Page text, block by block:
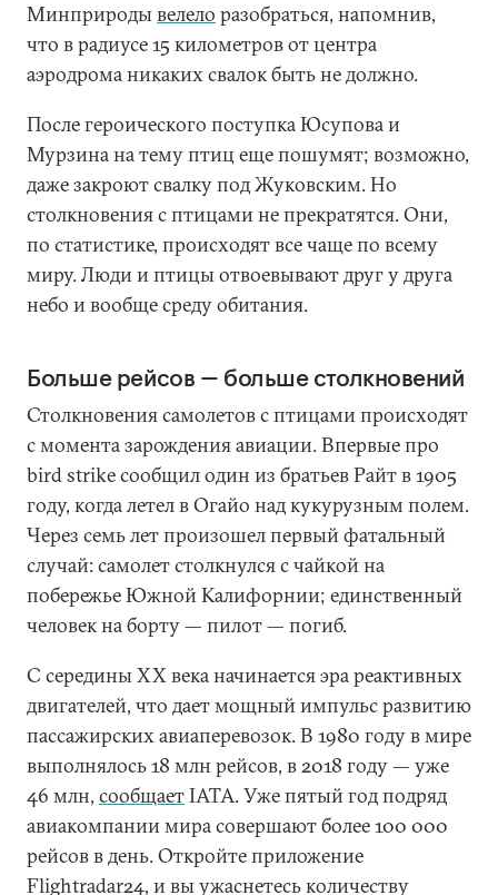
Минприродывелело разобраться, напомнив,
что в радиусе 15 километров от центра
аэродрома никаких свалок быть не должно.
После героического поступка Юсупова и
Мурзина на тему птиц еще пошумят; возможно,
даже закроют свалку под Жуковским. Но
столкновения с птицами не прекратятся. Они,
по статистике, происходят все чаще по всему
миру. Люди и птицы отвоевывают друг у друга
небо и вообще среду обитания.
Больше рейсов — больше столкновений
Столкновения самолетов с птицами происходят
с момента зарождения авиации. Впервые про
bird strike сообщил один из братьев Райт в 1905
году, когда летел в Огайо над кукурузным полем.
Через семь лет произошел первый фатальный
случай: самолет столкнулся с чайкой на
побережье Южной Калифорнии; единственный
человек на борту — пилот — погиб.
С середины XX века начинается эра реактивных
двигателей, что дает мощный импульс развитию
пассажирских авиаперевозок. В 1980 году в мире
выполнялось 18 млн рейсов, в 2018 году — уже
46 млн, сообщаетIATA. Уже пятый год подряд
авиакомпании мира совершают более 100 000
рейсов в день. Откройте приложение
Flightradar24, и вы ужаснетесь количеству